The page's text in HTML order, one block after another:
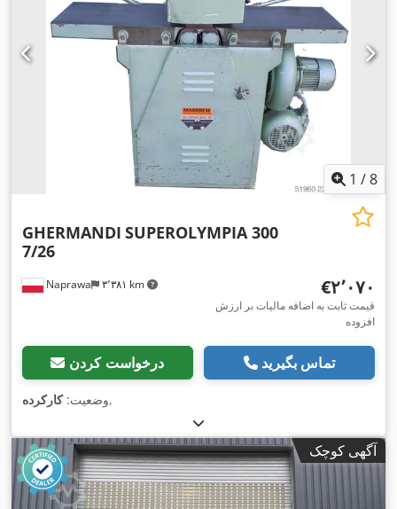
1 /8
Naprawa ۳٬۳۸۱ km
GHERMANDI SUPEROLYMPIA 300
7/26
‎€۲٬۰۷۰
قیمت ثابت به اضافه مالیات بر ارزش
افزوده
درخواست کردن تماس بگیرید
وضعیت:کارکرده ,
آگهی کوچک